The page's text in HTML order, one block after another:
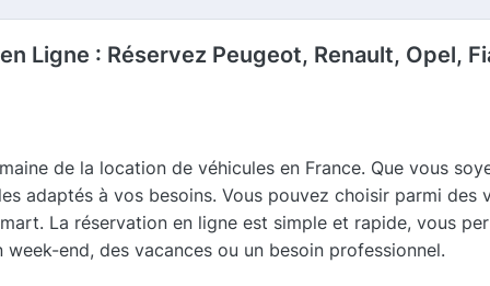
Ligne : Réservez Peugeot, Renault, Opel,
de la location de véhicules en France. Que vous
adaptés à vos besoins. Vous pouvez choisir parmi des
La réservation en ligne est simple et rapide, vous
end, des vacances ou un besoin professionnel.